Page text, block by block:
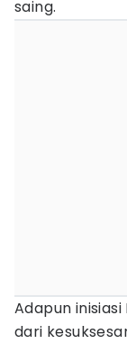
saing.
Adapun
dari